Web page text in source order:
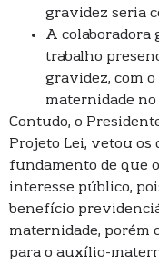
gravidez seria
A colaboradora
trabalho
gravidez, com
maternidade no
Contudo, o
Projeto Lei, vetou os
fundamento de que
interesse público,
benefício
maternidade, porém
para o auxílio-